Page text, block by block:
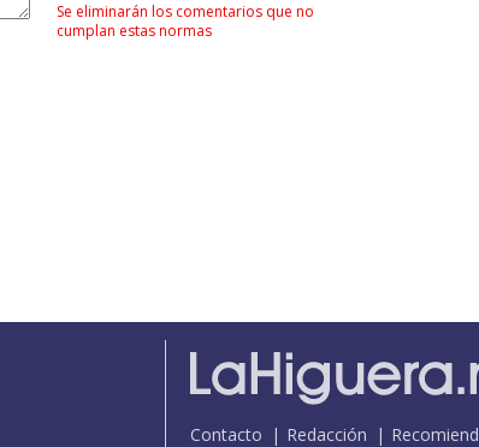
Se eliminarán los comentarios que no
cumplan estas normas
Contacto Redacción